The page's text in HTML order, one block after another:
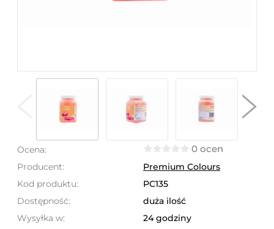
Ocena: 0 ocen
Producent:
Premium Colours
Kod produktu:
PC135
Dostępność:
duża ilość
Wysyłka w:
24 godziny